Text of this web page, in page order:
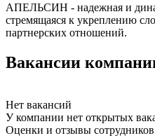
АПЕЛЬСИН - надежная и
стремящаяся к укреплению
партнерских отношений.
Вакансии
Нет вакансий
У компании нет открытых
Оценки и отзывы